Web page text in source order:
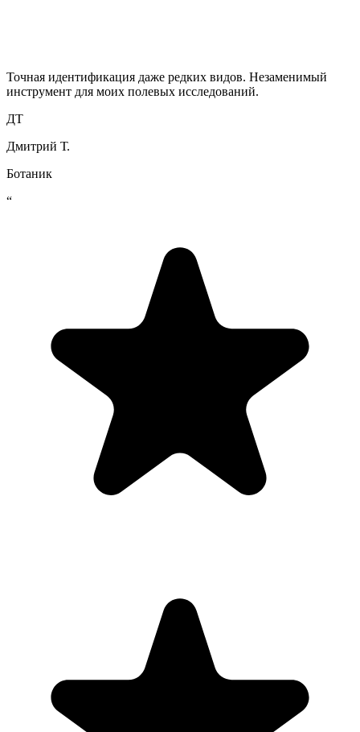
Точная идентификация даже редких видов. Незаменимый
инструмент для моих полевых исследований.
ДТ
Дмитрий Т.
Ботаник
“